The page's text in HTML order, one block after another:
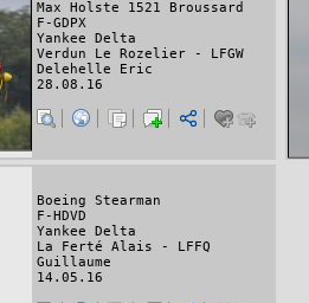
Max Holste 1521 Broussard
F-GDPX
Yankee Delta
Verdun Le Rozelier - LFGW
Delehelle Eric
28.08.16
Boeing Stearman
F-HDVD
Yankee Delta
La Ferté Alais - LFFQ
Guillaume
14.05.16